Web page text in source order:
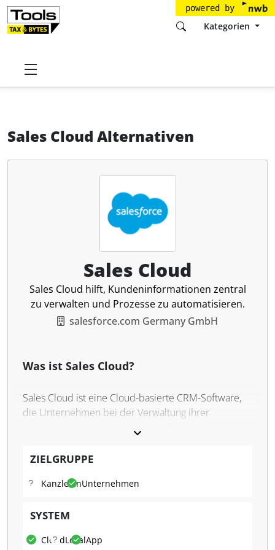
powered by
Kategorien
Startseite
Sales Cloud Alternativen
Sales Cloud
Sales Cloud hilft, Kundeninformationen zentral
zu verwalten und Prozesse zu automatisieren.
salesforce.com Germany GmbH
Was ist Sales Cloud?
Sales Cloud ist eine Cloud-basierte CRM-Software,
die Unternehmen bei der Verwaltung ihrer
Abteilungen auf einer zentralen Plattform. Künstliche
integriert, um Arbeitsabläufe zu optimieren und
ZIELGRUPPE
KanzleienUnternehmen
SYSTEM
CloudLokalApp